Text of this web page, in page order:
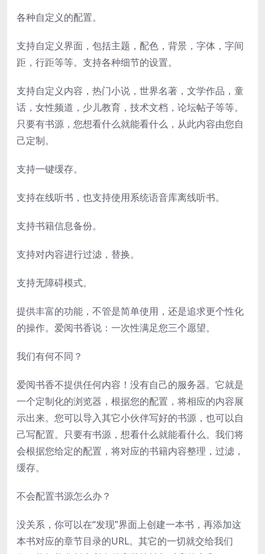
各种自定义的配置。
支持自定义界面，包括主题，配色，背景，字体，字间
距，行距等等。支持各种细节的设置。
支持自定义内容，热门小说，世界名著，文学作品，童
话，女性频道，少儿教育，技术文档，论坛帖子等等。
只要有书源，您想看什么就能看什么，从此内容由您自
己定制。
支持一键缓存。
支持在线听书，也支持使用系统语音库离线听书。
支持书籍信息备份。
支持对内容进行过滤，替换。
支持无障碍模式。
提供丰富的功能，不管是简单使用，还是追求更个性化
的操作。爱阅书香说：一次性满足您三个愿望。
我们有何不同？
爱阅书香不提供任何内容！没有自己的服务器。它就是
一个定制化的浏览器，根据您的配置，将相应的内容展
示出来。您可以导入其它小伙伴写好的书源，也可以自
己写配置。只要有书源，想看什么就能看什么。我们将
会根据您给定的配置，将对应的书籍内容整理，过滤，
缓存。
不会配置书源怎么办？
没关系，你可以在“发现”界面上创建一本书，再添加这
本书对应的章节目录的URL。其它的一切就交给我们